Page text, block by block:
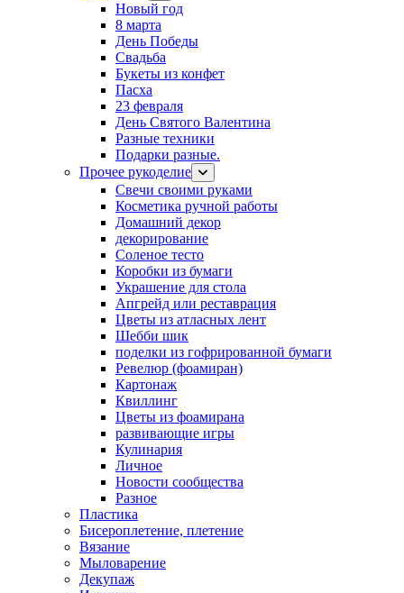
Новый год
8 марта
День Победы
Свадьба
Букеты из конфет
Пасха
23 февраля
День Святого Валентина
Разные техники
Подарки разные.
Прочее рукоделие
Свечи своими руками
Косметика ручной работы
Домашний декор
декорирование
Соленое тесто
Коробки из бумаги
Украшение для стола
Апгрейд или реставрация
Цветы из атласных лент
Шебби шик
поделки из гофрированной бумаги
Ревелюр (фоамиран)
Картонаж
Квиллинг
Цветы из фоамирана
развивающие игры
Кулинария
Личное
Новости сообщества
Разное
Пластика
Бисероплетение, плетение
Вязание
Мыловарение
Декупаж